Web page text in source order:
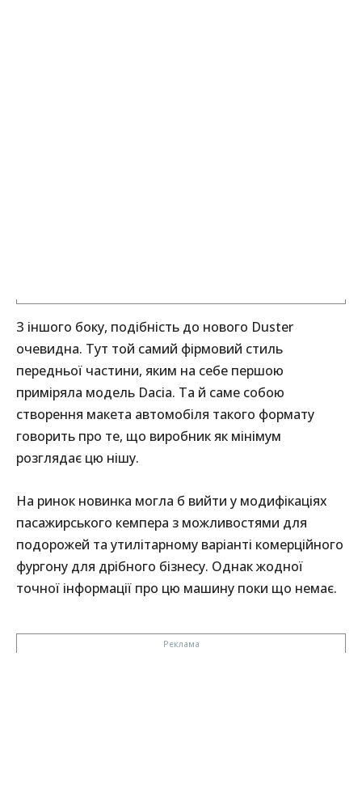
З іншого боку, подібність до нового Duster
очевидна. Тут той самий фірмовий стиль
передньої частини, яким на себе першою
приміряла модель Dacia. Та й саме собою
створення макета автомобіля такого формату
говорить про те, що виробник як мінімум
розглядає цю нішу.
На ринок новинка могла б вийти у модифікаціях
пасажирського кемпера з можливостями для
подорожей та утилітарному варіанті комерційного
фургону для дрібного бізнесу. Однак жодної
точної інформації про цю машину поки що немає.